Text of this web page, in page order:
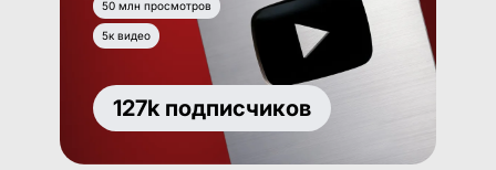
50 млн просмотров
5к видео
127k подписчиков